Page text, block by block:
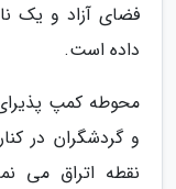
فضای آزاد و یک
داده است.
محوطه کمپ
و گردشگران در
نقطه اتراق می